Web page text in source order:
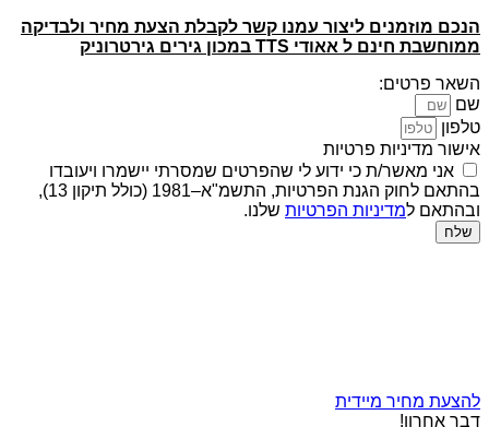
הנכם מוזמנים ליצור עמנו קשר לקבלת הצעת מחיר ולבדיקה
ממוחשבת חינם ל אאודי TTS במכון גירים גירטרוניק
השאר פרטים:
שם
טלפון
אישור מדיניות פרטיות
אני מאשר/ת כי ידוע לי שהפרטים שמסרתי יישמרו ויעובדו
בהתאם לחוק הגנת הפרטיות, התשמ"א–1981 (כולל תיקון 13),
ובהתאם למדיניות הפרטיות שלנו.
שלח
להצעת מחיר מיידית
דבר אחרון!